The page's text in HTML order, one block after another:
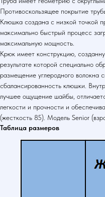
Противоскользящее покрытие
Клюшка создана с низкой точкой
максимально быстрый процесс
максимальную мощность.
Крюк имеет конструкцию,
результате которой специально
размещение углеродного волокна
сбалансированность клюшки.
лучшее ощущение шайбы,
легкости и прочности и
(жесткость 85). Модель Senior
Таблица размеров